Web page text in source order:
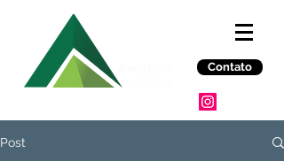
Contato
Post